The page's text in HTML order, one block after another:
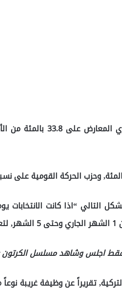
حيث حصل حزب الشعب
التالي “اذا كانت